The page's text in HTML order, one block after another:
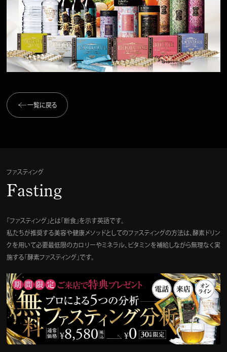
一覧に戻る
ファスティング
Fasting
「ファスティング」とは「断食」を示す英語です。
私たちが推奨する美容や健康メソッドとしてのファスティングの方法は、酵素ドリン
クを用いて必要最低限のカロリーやミネラル、ビタミンを補給しながら無理なく実
施する「酵素ファスティング」です。